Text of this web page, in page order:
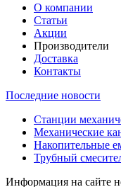
О компании
Статьи
Акции
Производители
Доставка
Контакты
Последние новости
Станции
Механические
Накопительные
Трубный
Информация на сайте